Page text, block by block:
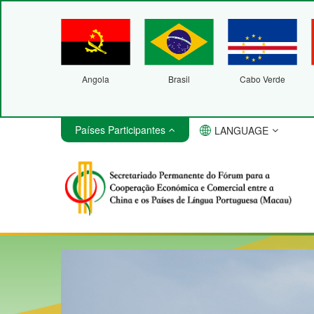
Angola Brasil Cabo Verde
Países Participantes LANGUAGE